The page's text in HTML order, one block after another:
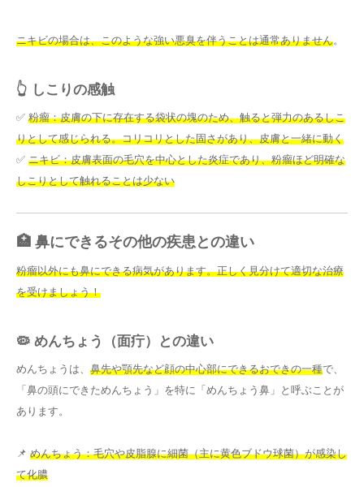
ニキビの場合は、このような強い悪臭を伴うことは通常ありません。
👆 しこりの感触
✅ 粉瘤：皮膚の下に存在する袋状の塊のため、触ると弾力のあるしこ
りとして感じられる。コリコリとした固さがあり、皮膚と一緒に動く
✅ ニキビ：皮膚表面の毛穴を中心とした炎症であり、粉瘤ほど明確な
しこりとして触れることは少ない
🏥 鼻にできるその他の疾患との違い
粉瘤以外にも鼻にできる病気があります。正しく見分けて適切な治療
を受けましょう！
🦠 めんちょう（面疔）との違い
めんちょうは、 鼻先や顎先など顔の中心部にできるおできの一種で、
「鼻の頭にできためんちょう」を特に「めんちょう鼻」と呼ぶことが
あります。
📌 めんちょう：毛穴や皮脂腺に細菌（主に黄色ブドウ球菌）が感染し
て化膿